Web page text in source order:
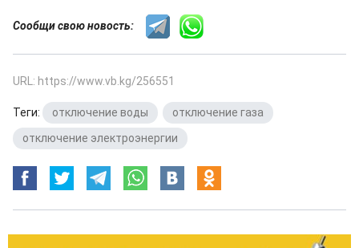
Сообщи свою новость:
URL: https://www.vb.kg/256551
Теги: отключение воды отключение газа
отключение электроэнергии